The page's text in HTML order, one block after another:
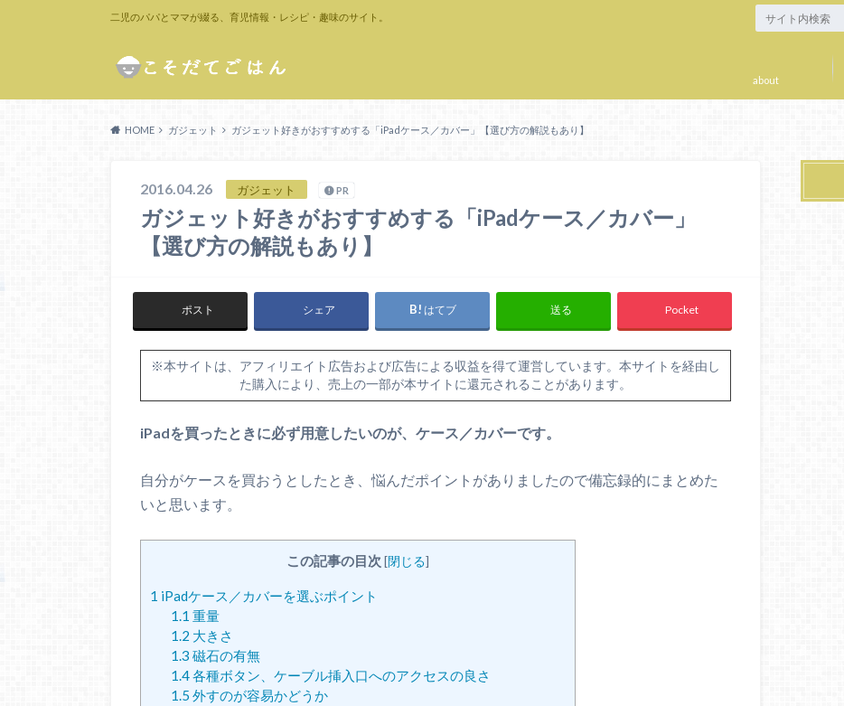
二児のパパとママが綴る、育児情報・レシピ・趣味のサイト。
about
HOME ガジェット ガジェット好きがおすすめする「iPadケース／カバー」【選び方の解説もあり】
2016.04.26 ガジェット PR
ガジェット好きがおすすめする「iPadケース／カバー」
【選び方の解説もあり】
ポスト シェア はてブ 送る Pocket
※本サイトは、アフィリエイト広告および広告による収益を得て運営しています。本サイトを経由し
た購入により、売上の一部が本サイトに還元されることがあります。
iPadを買ったときに必ず用意したいのが、ケース／カバーです。
自分がケースを買おうとしたとき、悩んだポイントがありましたので備忘録的にまとめた
いと思います。
この記事の目次 [閉じる]
1 iPadケース／カバーを選ぶポイント
1.1 重量
1.2 大きさ
1.3 磁石の有無
1.4各種ボタン、ケーブル挿入口へのアクセスの良さ
1.5 外すのが容易かどうか